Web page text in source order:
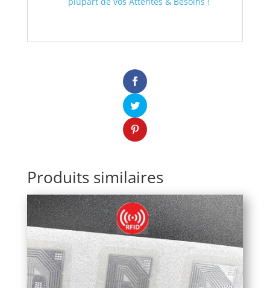
Produits similaires